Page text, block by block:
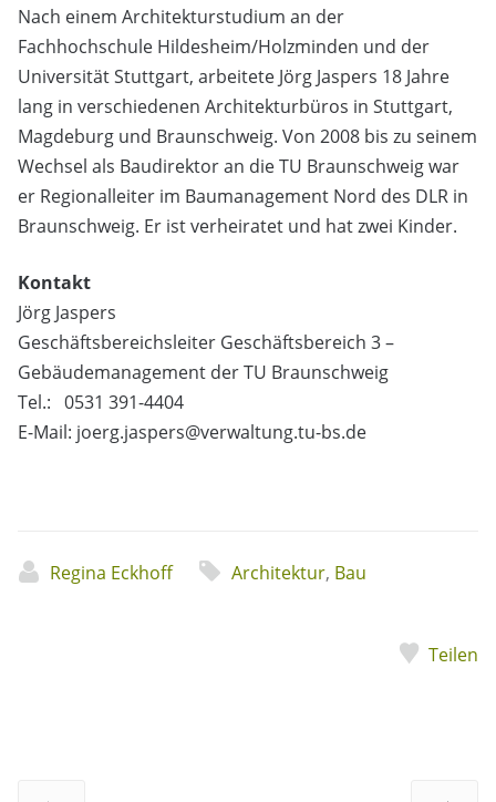
Nach einem Architekturstudium an der
Fachhochschule Hildesheim/Holzminden und der
Universität Stuttgart, arbeitete Jörg Jaspers 18 Jahre
lang in verschiedenen Architekturbüros in Stuttgart,
Magdeburg und Braunschweig. Von 2008 bis zu seinem
Wechsel als Baudirektor an die TU Braunschweig war
er Regionalleiter im Baumanagement Nord des DLR in
Braunschweig. Er ist verheiratet und hat zwei Kinder.
Kontakt
Jörg Jaspers
Geschäftsbereichsleiter Geschäftsbereich 3 –
Gebäudemanagement der TU Braunschweig
Tel.: 0531 391-4404
E-Mail: joerg.jaspers@verwaltung.tu-bs.de
Regina Eckhoff Architektur, Bau
Teilen